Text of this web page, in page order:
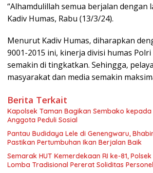
“Alhamdulillah semua berjalan dengan
Kadiv Humas, Rabu (13/3/24).
Menurut Kadiv Humas, diharapkan
9001-2015 ini, kinerja divisi humas
semakin di tingkatkan. Sehingga,
masyarakat dan media semakin
Berita Terkait
Kapolsek Taman Bagikan Sembako
Anggota Peduli Sosial
Pantau Budidaya Lele di Genengwaru,
Pastikan Pertumbuhan Ikan Berjalan Baik
Semarak HUT Kemerdekaan RI ke-81,
Lomba Tradisional Pererat Soliditas Personel